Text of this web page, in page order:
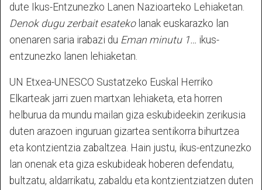
dute Ikus-Entzunezko Lanen Nazioarteko Lehiaketan.
Denok dugu zerbait esatekolanak euskarazko lan
onenaren saria irabazi du Eman minutu 1… ikus-
entzunezko lanen lehiaketan.
UN Etxea-UNESCO Sustatzeko Euskal Herriko
Elkarteak jarri zuen martxan lehiaketa, eta horren
helburua da mundu mailan giza eskubideekin zerikusia
duten arazoen inguruan gizartea sentikorra bihurtzea
eta kontzientzia zabaltzea. Hain justu, ikus-entzunezko
lan onenak eta giza eskubideak hoberen defendatu,
bultzatu, aldarrikatu, zabaldu eta kontzientziatzen duten